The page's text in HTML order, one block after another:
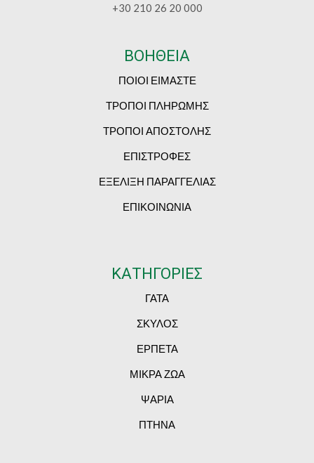
+30 210 26 20 000
ΒΟΗΘΕΙΑ
ΠΟΙΟΙ ΕΙΜΑΣΤΕ
ΤΡΟΠΟΙ ΠΛΗΡΩΜΗΣ
ΤΡΟΠΟΙ ΑΠΟΣΤΟΛΗΣ
ΕΠΙΣΤΡΟΦΕΣ
ΕΞΕΛΙΞΗ ΠΑΡΑΓΓΕΛΙΑΣ
ΕΠΙΚΟΙΝΩΝΙΑ
ΚΑΤΗΓΟΡΙΕΣ
ΓΑΤΑ
ΣΚΥΛΟΣ
ΕΡΠΕΤΑ
ΜΙΚΡΑ ΖΩΑ
ΨΑΡΙΑ
ΠΤΗΝΑ